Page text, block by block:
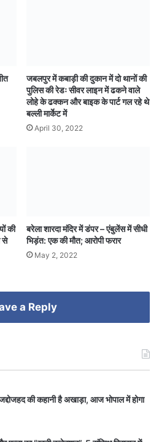
जबलपुर में कबाड़ी की दुकान में दो थानों की
पुलिस की रेडः सीवर लाइन में ढकने वाले
लोहे के ढक्कन और बाइक के पार्ट गल रहे थे
बल्ली मार्केट में
April 30, 2022
की
से
बरेला शारदा मंदिर में डंपर – एंबुलेंस में सीधी
भिड़ंत: एक की मौत; आरोपी फरार
May 2, 2022
a Reply
की कहानी है अखाड़ा, आज भोपाल में होगा